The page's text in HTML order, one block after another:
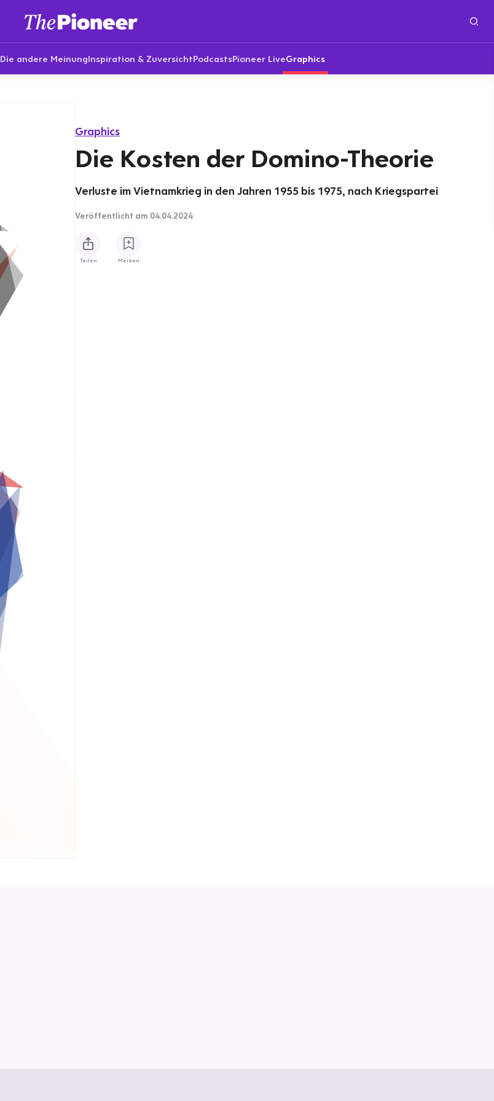
Die andere MeinungInspiration & ZuversichtPodcastsPioneer LiveGraphics
Graphics
Die Kosten der Domino-Theorie
Verluste im Vietnamkrieg in den Jahren 1955 bis 1975, nach Kriegspartei
Veröffentlicht am 04.04.2024
Teilen Merken